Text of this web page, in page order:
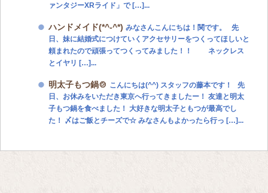
ァンタジーXRライド」で […]...
ハンドメイド(*^-^*) みなさんこんにちは！関です。 先
日、妹に結婚式につけていくアクセサリーをつくってほしいと
頼まれたので頑張ってつくってみました！！ ネックレス
とイヤリ […]...
明太子もつ鍋🍲 こんにちは(^^) スタッフの藤本です！ 先
日、お休みをいただき東京へ行ってきましたー！ 友達と明太
子もつ鍋を食べました！ 大好きな明太子ともつが最高でし
た！ 〆はご飯とチーズで☆ みなさんもよかったら行っ […]...